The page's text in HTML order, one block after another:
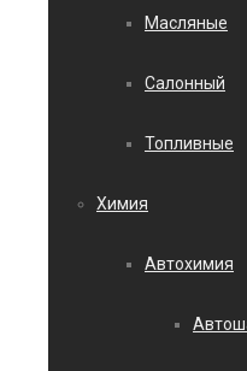
Масляные
Салонный
Топливные
Химия
Автохимия